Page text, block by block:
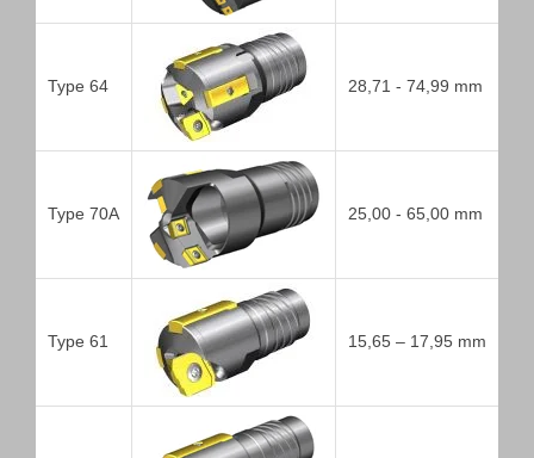
Type 64 28,71 - 74,99 mm
Type 70A 25,00 - 65,00 mm
Type 61 15,65 – 17,95 mm